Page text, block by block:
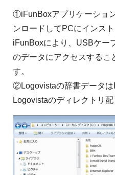
①iFunBoxアプリケーショ
ンロードしてPCにインスト
iFunBoxにより、USBケー
のデータにアクセスするこ
す。
②Logovistaの辞書データ
Logovistaのディレクトリ配